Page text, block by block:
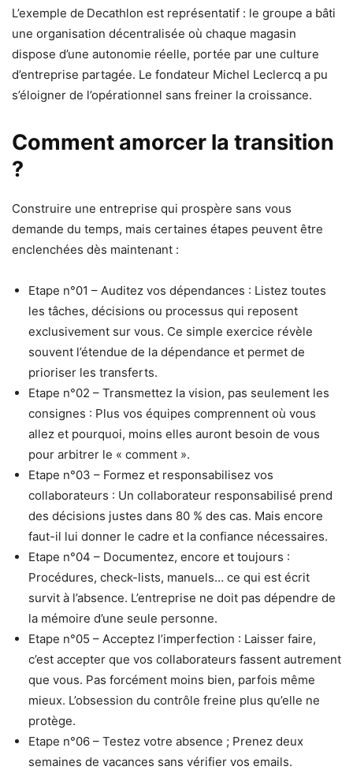
L’exemple de Decathlon est représentatif : le groupe a bâti
une organisation décentralisée où chaque magasin
dispose d’une autonomie réelle, portée par une culture
d’entreprise partagée. Le fondateur Michel Leclercq a pu
s’éloigner de l’opérationnel sans freiner la croissance.
Comment amorcer la transition
?
Construire une entreprise qui prospère sans vous
demande du temps, mais certaines étapes peuvent être
enclenchées dès maintenant :
Etape n°01 – Auditez vos dépendances : Listez toutes
les tâches, décisions ou processus qui reposent
exclusivement sur vous. Ce simple exercice révèle
souvent l’étendue de la dépendance et permet de
prioriser les transferts.
Etape n°02 – Transmettez la vision, pas seulement les
consignes : Plus vos équipes comprennent où vous
allez et pourquoi, moins elles auront besoin de vous
pour arbitrer le « comment ».
Etape n°03 – Formez et responsabilisez vos
collaborateurs : Un collaborateur responsabilisé prend
des décisions justes dans 80 % des cas. Mais encore
faut-il lui donner le cadre et la confiance nécessaires.
Etape n°04 – Documentez, encore et toujours :
Procédures, check-lists, manuels… ce qui est écrit
survit à l’absence. L’entreprise ne doit pas dépendre de
la mémoire d’une seule personne.
Etape n°05 – Acceptez l’imperfection : Laisser faire,
c’est accepter que vos collaborateurs fassent autrement
que vous. Pas forcément moins bien, parfois même
mieux. L’obsession du contrôle freine plus qu’elle ne
protège.
Etape n°06 – Testez votre absence ; Prenez deux
semaines de vacances sans vérifier vos emails.